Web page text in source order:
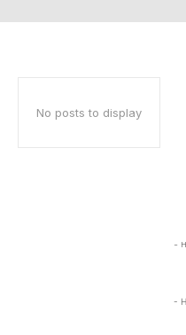
No posts to display
-
-